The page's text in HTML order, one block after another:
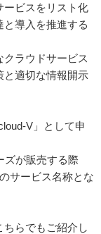
ービスをリスト化
導入を推進する
ラウドサービス
と適切な情報開示
V」として申
ズが販売する際
サービス名称とな
らでもご紹介し